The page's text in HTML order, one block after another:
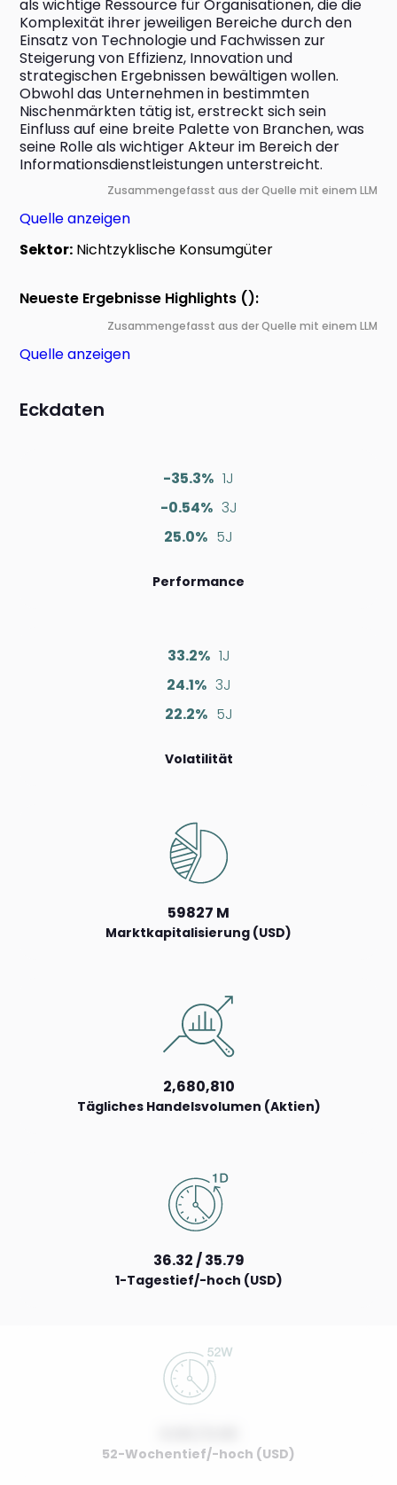
als wichtige Ressource für Organisationen, die die
Komplexität ihrer jeweiligen Bereiche durch den
Einsatz von Technologie und Fachwissen zur
Steigerung von Effizienz, Innovation und
strategischen Ergebnissen bewältigen wollen.
Obwohl das Unternehmen in bestimmten
Nischenmärkten tätig ist, erstreckt sich sein
Einfluss auf eine breite Palette von Branchen, was
seine Rolle als wichtiger Akteur im Bereich der
Informationsdienstleistungen unterstreicht.
Zusammengefasst aus der Quelle mit einem LLM
Quelle anzeigen
Sektor: Nichtzyklische Konsumgüter
Neueste Ergebnisse Highlights ():
Zusammengefasst aus der Quelle mit einem LLM
Quelle anzeigen
Eckdaten
-35.3% 1J
-0.54% 3J
25.0% 5J
Performance
33.2% 1J
24.1% 3J
22.2% 5J
Volatilität
59827 M
Marktkapitalisierung (USD)
2,680,810
Tägliches Handelsvolumen (Aktien)
36.32 / 35.79
1-Tagestief/-hoch (USD)
52-Wochentief/-hoch (USD)